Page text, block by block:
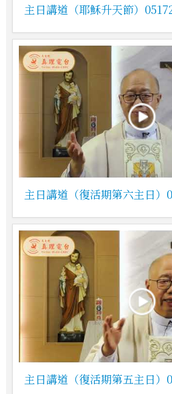
主日講道（耶穌升天節）
主日講道（復活期第六主日）
主日講道（復活期第五主日）